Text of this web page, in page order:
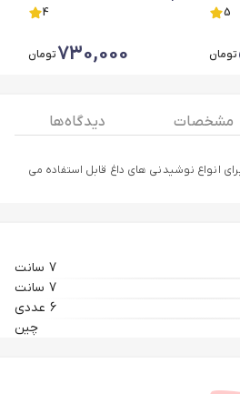
5
تومان
4
730,000تومان
مشخصات
دیدگاه ها
انواع نوشیدنی های داغ قابل استفاده می
7 سانت
7 سانت
6 عددی
چین